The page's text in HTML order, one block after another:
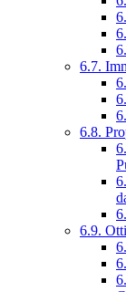
6.7.
6.8.
6.9.